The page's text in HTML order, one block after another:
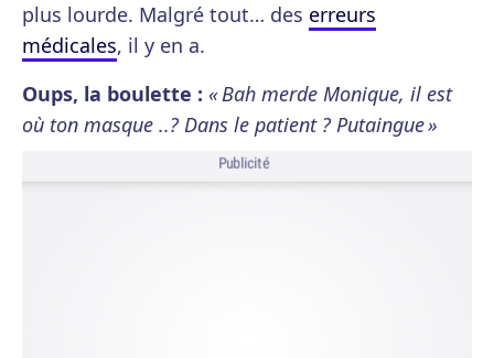
plus lourde. Malgré tout… des erreurs
médicales, il y en a.
Oups, la boulette : « Bah merde Monique, il est
où ton masque ..? Dans le patient ? Putaingue »
Publicité